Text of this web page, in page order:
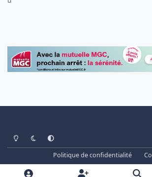
Light ModeDark ModeSystem Preference
Politique de confidentialité
www.cheminots.net - Forum Libre